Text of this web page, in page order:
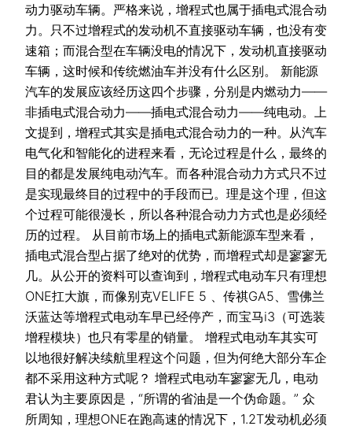
动力驱动车辆。严格来说，增程式也属于插电式混合动
力。只不过增程式的发动机不直接驱动车辆，也没有变
速箱；而混合型在车辆没电的情况下，发动机直接驱动
车辆，这时候和传统燃油车并没有什么区别。 新能源
汽车的发展应该经历这四个步骤，分别是内燃动力——
非插电式混合动力——插电式混合动力——纯电动。上
文提到，增程式其实是插电式混合动力的一种。从汽车
电气化和智能化的进程来看，无论过程是什么，最终的
目的都是发展纯电动汽车。而各种混合动力方式只不过
是实现最终目的过程中的手段而已。理是这个理，但这
个过程可能很漫长，所以各种混合动力方式也是必须经
历的过程。 从目前市场上的插电式新能源车型来看，
插电式混合型占据了绝对的优势，而增程式却是寥寥无
几。从公开的资料可以查询到，增程式电动车只有理想
ONE扛大旗，而像别克VELIFE 5 、传祺GA5、雪佛兰
沃蓝达等增程式电动车早已经停产，而宝马i3（可选装
增程模块）也只有零星的销量。 增程式电动车其实可
以地很好解决续航里程这个问题，但为何绝大部分车企
都不采用这种方式呢？ 增程式电动车寥寥无几，电动
君认为主要原因是，“所谓的省油是一个伪命题。” 众
所周知，理想ONE在跑高速的情况下，1.2T发动机必须